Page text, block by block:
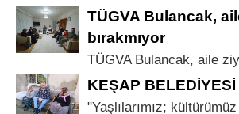
TÜGVA Bulancak,
bırakmıyor
TÜGVA Bulancak, aile
KEŞAP
"Yaşlılarımız;